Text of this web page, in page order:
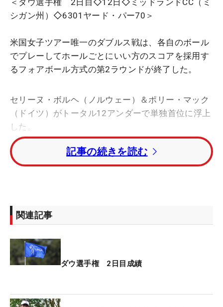
シガン州）◇6301ヤード・パー70＞
米国女子ツアー唯一のダブルス戦は、各自のボール
でプレーしてホールごとにいい方のスコアを採用す
るフォアボール方式の第2ラウンドが終了した。
セリーヌ・ボルヘ（ノルウェー）＆ポリー・マック
（ドイツ）がトータル12アンダーで単独首位に浮上
した。
日本勢は12人が出場。古江彩佳＆西村優菜のペア
『Minis』が9バーディ・ボギーなしの「61」をマー
岩井明愛＆千怜の双子ペア『Aki＆Chizzy』は
末へ向かう。
16位タイ。3年連続3度目のタッグで、2年ぶりに予
記事の続きを読む
関連記事
ダウ選手権 2日目成績